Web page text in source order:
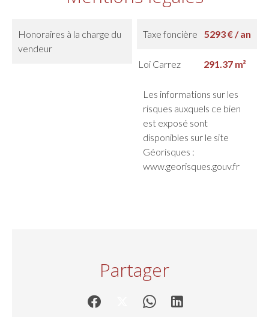
Honoraires à la charge du
vendeur
Taxe foncière 5293 € / an
Loi Carrez 291.37 m²
Les informations sur les
risques auxquels ce bien
est exposé sont
disponibles sur le site
Géorisques :
www.georisques.gouv.fr
Partager